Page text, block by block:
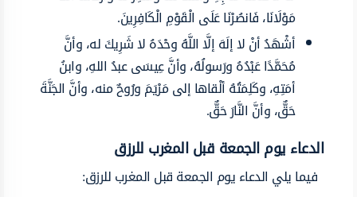
مَوْلَانَا، فَانصُرْنَا عَلَى الْقَوْمِ الْكَافِرِينَ.
أشْهَدُ أنْ لا إلَهَ إلَّا اللَّهُ وحْدَهُ لا شَرِيكَ له، وأنَّ
مُحَمَّدًا عَبْدُهُ ورَسولُهُ، وأنَّ عِيسَى عبدُ اللهِ، وابنُ
أمَتِهِ، وكَلِمَتُهُ ألْقاها إلى مَرْيَمَ ورُوحٌ منه، وأنَّ الجَنَّةَ
حَقٌّ، وأنَّ النَّارَ حَقٌّ.
الدعاء يوم الجمعة قبل المغرب للرزق
فيما يلي الدعاء يوم الجمعة قبل المغرب للرزق: